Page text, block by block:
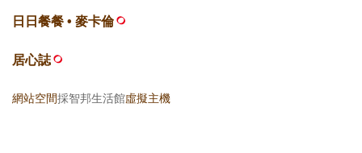
日日餐餐 • 麥卡倫
居心誌
網站空間採智邦生活館虛擬主機